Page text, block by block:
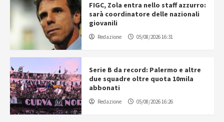
FIGC, Zola entra nello staff azzurro:
sarà coordinatore delle nazionali
giovanili
Redazione 05/08/2026 16:31
Serie B da record: Palermo e altre
due squadre oltre quota 10mila
abbonati
Redazione 05/08/2026 16:26